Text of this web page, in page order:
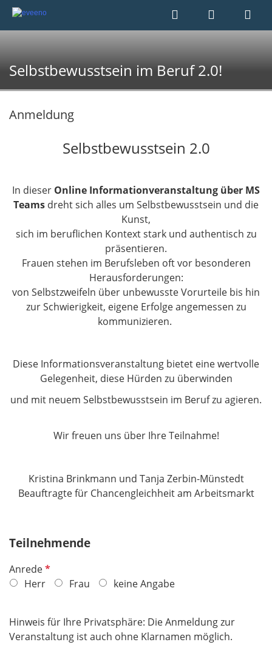
Selbstbewusstsein im Beruf 2.0!
Anmeldung
Selbstbewusstsein 2.0
In dieser Online Informationveranstaltung über MS
Teams dreht sich alles um Selbstbewusstsein und die
Kunst,
sich im beruflichen Kontext stark und authentisch zu
präsentieren.
Frauen stehen im Berufsleben oft vor besonderen
Herausforderungen:
von Selbstzweifeln über unbewusste Vorurteile bis hin
zur Schwierigkeit, eigene Erfolge angemessen zu
kommunizieren.
Diese Informationsveranstaltung bietet eine wertvolle
Gelegenheit, diese Hürden zu überwinden
und mit neuem Selbstbewusstsein im Beruf zu agieren.
Wir freuen uns über Ihre Teilnahme!
Kristina Brinkmann und Tanja Zerbin-Münstedt
Beauftragte für Chancengleichheit am Arbeitsmarkt
Teilnehmende
AnredeP
f
c
h
Herr Frau keine Angabe
Hinweis für Ihre Privatsphäre: Die Anmeldung zur
Veranstaltung ist auch ohne Klarnamen möglich.